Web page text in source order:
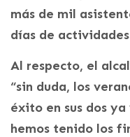
más de mil
días de
Al respecto, el
“sin duda, los
éxito en sus dos
hemos tenido los